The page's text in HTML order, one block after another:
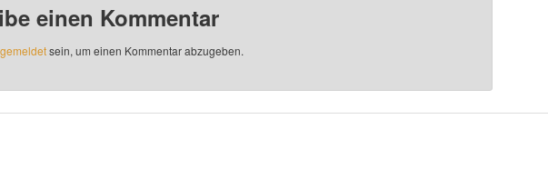
einen Kommentar
sein, um einen Kommentar abzugeben.